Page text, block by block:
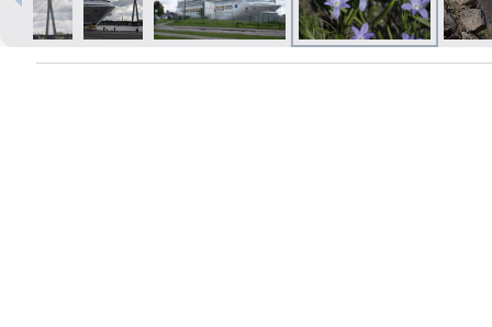
Izdrukas 1h laikā Rīgā – pasūtiet